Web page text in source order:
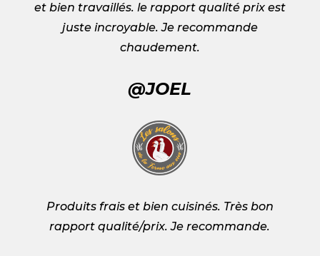
et bien travaillés. le rapport qualité prix est
juste incroyable. Je recommande
chaudement.
@JOEL
Produits frais et bien cuisinés. Très bon
rapport qualité/prix. Je recommande.